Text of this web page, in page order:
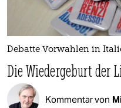
Debatte Vorwahlen in
Die Wiedergeburt der
Kommentar von